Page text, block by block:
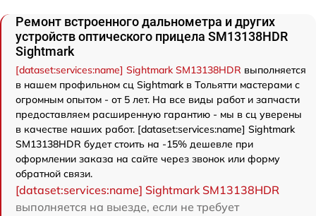
Ремонт встроенного дальнометра и других
устройств оптического прицела SM13138HDR
Sightmark
[dataset:services:name] Sightmark SM13138HDR выполняется
в нашем профильном сц Sightmark в Тольятти мастерами с
огромным опытом - от 5 лет. На все виды работ и запчасти
предоставляем расширенную гарантию - мы в сц уверены
в качестве наших работ. [dataset:services:name] Sightmark
SM13138HDR будет стоить на -15% дешевле при
оформлении заказа на сайте через звонок или форму
обратной связи.
[dataset:services:name] Sightmark SM13138HDR
выполняется на выезде, если не требует